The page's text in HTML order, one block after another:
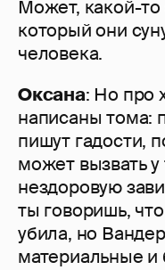
Может, какой-то
который они
человека.
Оксана: Но про
написаны тома:
пишут гадости,
может вызвать
нездоровую
ты говоришь,
убила, но
материальные